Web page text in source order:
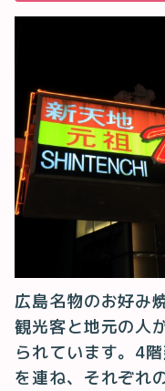
広島名物のお好み
観光客と地元の人
られています。4
を連ね、それぞれ